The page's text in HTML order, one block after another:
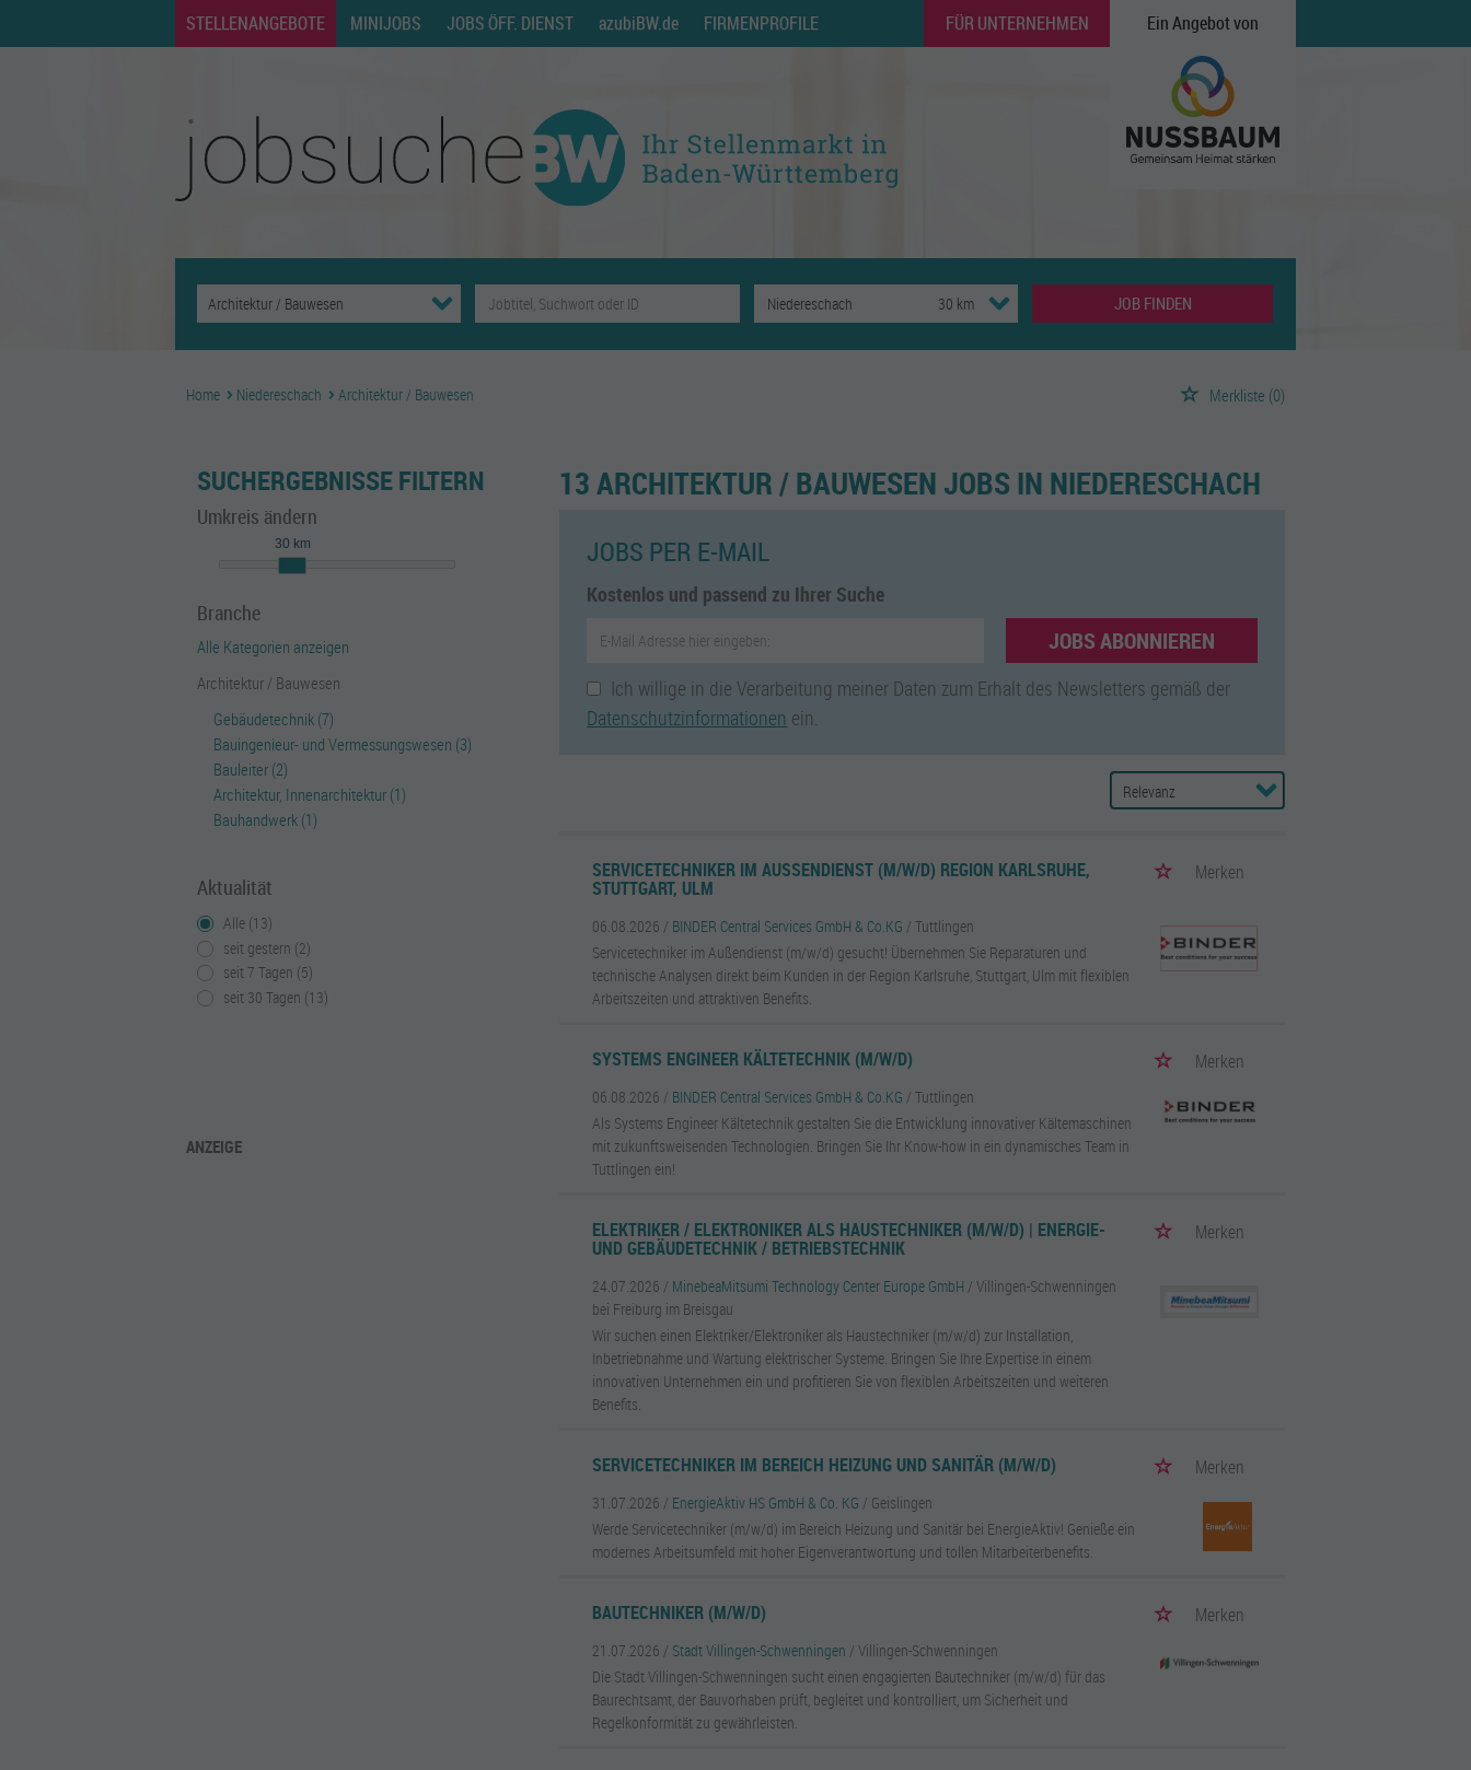
STELLENANGEBOTE MINIJOBS JOBS ÖFF. DIENST azubiBW.de FIRMENPROFILE FÜR UNTERNEHMEN Ein Angebot von
JOB FINDEN
Home Niedereschach Architektur / Bauwesen Merkliste (0)
SUCHERGEBNISSE FILTERN
Umkreis ändern
30 km
Branche
Alle Kategorien anzeigen
Architektur / Bauwesen
Gebäudetechnik (7)
Bauingenieur- und Vermessungswesen (3)
Bauleiter (2)
Architektur, Innenarchitektur (1)
Bauhandwerk (1)
Aktualität
Alle (13)
seit gestern (2)
seit 7 Tagen (5)
seit 30 Tagen (13)
ANZEIGE
13 ARCHITEKTUR / BAUWESEN JOBS IN NIEDERESCHACH
JOBS PER E-MAIL
Kostenlos und passend zu Ihrer Suche
JOBS ABONNIEREN
Ich willige in die Verarbeitung meiner Daten zum Erhalt des Newsletters gemäß der
Datenschutzinformationen ein.
SERVICETECHNIKER IM AUSSENDIENST (M/W/D) REGION KARLSRUHE, S
TUTTGART, ULM
Merken
06.08.2026 / BINDER Central Services GmbH & Co.KG / Tuttlingen
Servicetechniker im Außendienst (m/w/d) gesucht! Übernehmen Sie Reparaturen und
technische Analysen direkt beim Kunden in der Region Karlsruhe, Stuttgart, Ulm mit flexiblen
Arbeitszeiten und attraktiven Benefits.
SYSTEMS ENGINEER KÄLTETECHNIK (M/W/D) Merken
06.08.2026 / BINDER Central Services GmbH & Co.KG / Tuttlingen
Als Systems Engineer Kältetechnik gestalten Sie die Entwicklung innovativer Kältemaschinen
mit zukunftsweisenden Technologien. Bringen Sie Ihr Know-how in ein dynamisches Team in
Tuttlingen ein!
ELEKTRIKER / ELEKTRONIKER ALS HAUSTECHNIKER (M/W/D) | ENERGIE-
UND GEBÄUDETECHNIK / BETRIEBSTECHNIK
Merken
24.07.2026 / MinebeaMitsumi Technology Center Europe GmbH / Villingen-Schwenningen
bei Freiburg im Breisgau
Wir suchen einen Elektriker/Elektroniker als Haustechniker (m/w/d) zur Installation,
Inbetriebnahme und Wartung elektrischer Systeme. Bringen Sie Ihre Expertise in einem
innovativen Unternehmen ein und profitieren Sie von flexiblen Arbeitszeiten und weiteren
Benefits.
SERVICETECHNIKER IM BEREICH HEIZUNG UND SANITÄR (M/W/D) Merken
31.07.2026 / EnergieAktiv HS GmbH & Co. KG / Geislingen
Werde Servicetechniker (m/w/d) im Bereich Heizung und Sanitär bei EnergieAktiv! Genieße ein
modernes Arbeitsumfeld mit hoher Eigenverantwortung und tollen Mitarbeiterbenefits.
BAUTECHNIKER (M/W/D) Merken
21.07.2026 / Stadt Villingen-Schwenningen / Villingen-Schwenningen
Die Stadt Villingen-Schwenningen sucht einen engagierten Bautechniker (m/w/d) für das
Baurechtsamt, der Bauvorhaben prüft, begleitet und kontrolliert, um Sicherheit und
Regelkonformität zu gewährleisten.